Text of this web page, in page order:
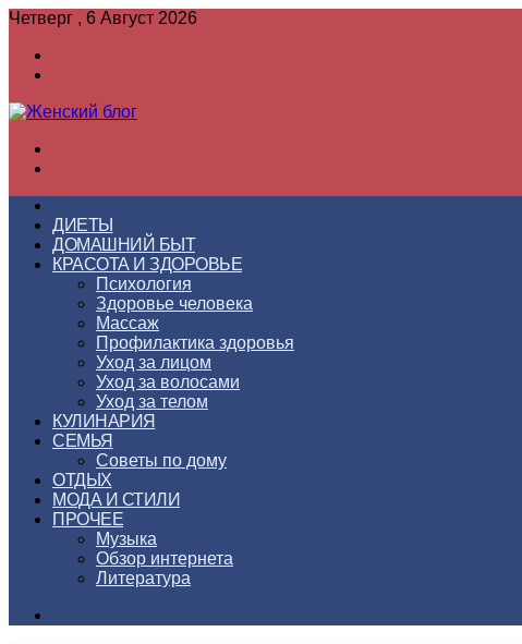
Четверг , 6 Август 2026
ДИЕТЫ
ДОМАШНИЙ БЫТ
КРАСОТА И ЗДОРОВЬЕ
Психология
Здоровье человека
Массаж
Профилактика здоровья
Уход за лицом
Уход за волосами
Уход за телом
КУЛИНАРИЯ
СЕМЬЯ
Советы по дому
ОТДЫХ
МОДА И СТИЛИ
ПРОЧЕЕ
Музыка
Обзор интернета
Литература